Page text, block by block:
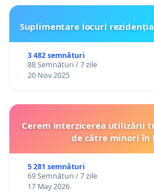
Suplimentare locuri
3 482 semnături
88 Semnături / 7 zile
20 Nov 2025
Cerem interzicerea utilizării
de către minori în
5 281 semnături
69 Semnături / 7 zile
17 May 2026